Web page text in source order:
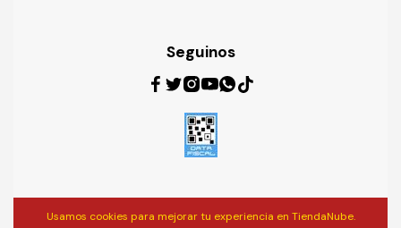
Seguinos
Usamos cookies para mejorar tu experiencia en TiendaNube.